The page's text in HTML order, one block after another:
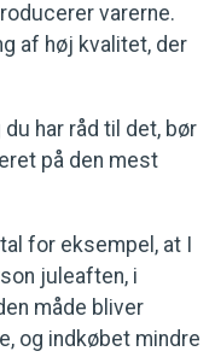
varerne.
af høj kvalitet, der
har råd til det, bør
på den mest
for eksempel, at I
juleaften, i
måde bliver
og indkøbet mindre